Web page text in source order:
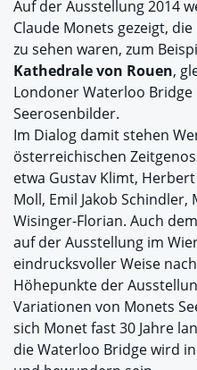
Auf der Ausstellung 2014
Claude Monets gezeigt,
zu sehen waren, zum
Kathedrale von Rouen,
Londoner Waterloo
Seerosenbilder.
Im Dialog damit stehen
österreichischen
etwa Gustav Klimt,
Moll, Emil Jakob Schindler,
Wisinger-Florian. Auch
auf der Ausstellung im
eindrucksvoller Weise
Höhepunkte der
Variationen von Monets
sich Monet fast 30 Jahre
die Waterloo Bridge wird